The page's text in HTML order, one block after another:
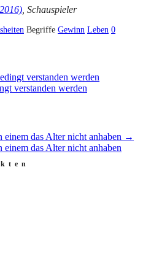
, Schauspieler
Begriffe Gewinn Leben 0
verstanden werden
verstanden werden
einem das Alter nicht anhaben →
einem das Alter nicht anhaben